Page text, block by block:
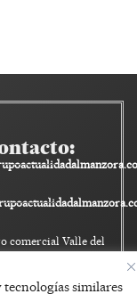
similares
comercial Valle del
de privacidad